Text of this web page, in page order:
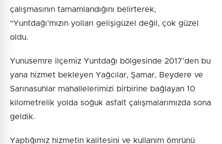
çalışmasının tamamlandığını belirterek,
“Yuntdağı’mızın yolları gelişigüzel değil, çok güzel
oldu.
Yunusemre ilçemiz Yuntdağı bölgesinde 2017’den bu
yana hizmet bekleyen Yağcılar, Şamar, Beydere ve
Sarınasuhlar mahallelerimizi birbirine bağlayan 10
kilometrelik yolda soğuk asfalt çalışmalarımızda sona
geldik.
Yaptığımız hizmetin kalitesini ve kullanım ömrünü